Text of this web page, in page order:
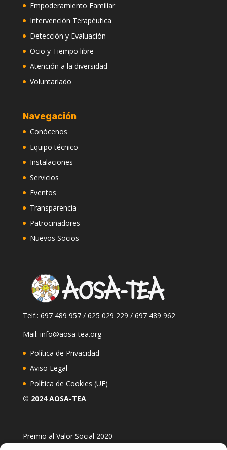
Empoderamiento Familiar
Intervención Terapéutica
Detección y Evaluación
Ocio y Tiempo libre
Atención a la diversidad
Voluntariado
Navegación
Conócenos
Equipo técnico
Instalaciones
Servicios
Eventos
Transparencia
Patrocinadores
Nuevos Socios
Telf.: 697 489 957 / 625 029 229 / 697 489 962
Mail: info@aosa-tea.org
Política de Privacidad
Aviso Legal
Política de Cookies (UE)
© 2024 AOSA-TEA
Premio al Valor Social 2020